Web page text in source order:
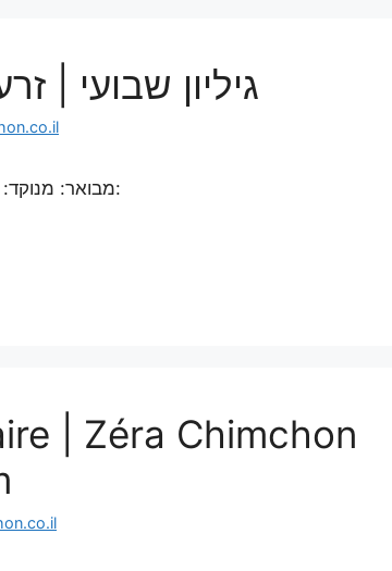
גיליון שבועי |
מבואר: מנוקד: אידיש: ספרדית: איטלקית: פורטוגזית: צרפתית:
| Zéra Chimchon